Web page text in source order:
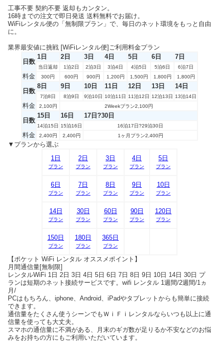
工事不要 契約不要 返却もカンタン。
16時までの注文で即日発送 送料無料でお届け。
WiFiレンタル便の「無制限プラン」で、毎日のネット環境をもっと自由
に。
業界最安値に挑戦 [WiFiレンタル便]ご利用料金プラン
日数
1日 2日 3日 4日 5日 6日 7日
当日返却 1泊2日 2泊3日 3泊4日 4泊5日 5泊6日 6泊7日
料金 300円 600円 900円 1,200円 1,500円 1,800円 1,800円
日数
8日 9日 10日 11日 12日 13日 14日
7泊8日 8泊9日 9泊10日 10泊11日 11泊12日 12泊13日 13泊14日
料金 2,100円 2Weekプラン2,100円
日数
15日 16日 17日?30日
14泊15日 15泊16日 16泊17日?29泊30日
料金 2,400円 2,400円 1ヶ月プラン2,400円
▼プランから選ぶ
1日
プラン
2日
プラン
3日
プラン
4日
プラン
5日
プラン
6日
プラン
7日
プラン
8日
プラン
9日
プラン
10日
プラン
14日
プラン
30日
プラン
60日
プラン
90日
プラン
120日
プラン
150日
プラン
180日
プラン
365日
プラン
【ポケット WiFi レンタル オススメポイント】
月間通信量[無制限]
レンタルWiFi 1日 2日 3日 4日 5日 6日 7日 8日 9日 10日 14日 30日 プ
ランは短期のネット接続サービスです。wifi レンタル 1週間/2週間/1ヵ
月/
PCはもちろん、iphone、Android、iPadやタブレットからも簡単に接続
できます。
通信量をたくさん使うシーンでもＷｉＦｉレンタルならいつも以上に通
信量を使っても大丈夫。
スマホの通信量に不満がある、月末のギガ数が足りるか不安などのお悩
みをお持ちの方にもご利用いただいています。